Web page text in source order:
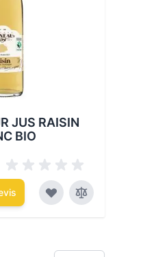
disponibles :
JUS RAISIN
BIO